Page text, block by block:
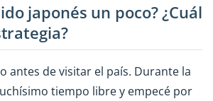
japonés un poco? ¿Cuál
antes de visitar el país. Durante la
tiempo libre y empecé por